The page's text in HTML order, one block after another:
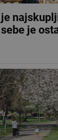
je
je